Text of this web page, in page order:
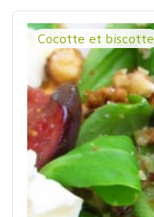
Cocotte et biscotte